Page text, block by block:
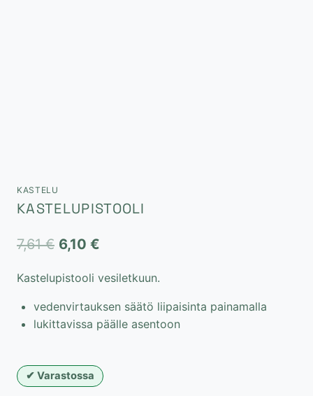
KASTELU
KASTELUPISTOOLI
7,61€ Alkuperäinen
oli:
7,61 €.
6,10 €
on:
6,10 €.
Kastelupistooli vesiletkuun.
vedenvirtauksen säätö liipaisinta painamalla
lukittavissa päälle asentoon
Varastossa